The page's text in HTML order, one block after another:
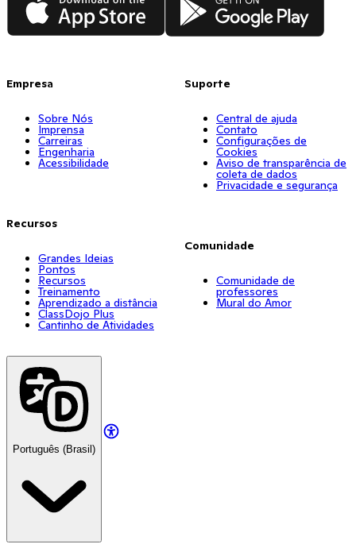
Empresa
Sobre Nós
Imprensa
Carreiras
Engenharia
Acessibilidade
Recursos
Grandes Ideias
Pontos
Recursos
Treinamento
Aprendizado a distância
ClassDojo Plus
Cantinho de Atividades
Suporte
Central de ajuda
Contato
Configurações de
Cookies
Aviso de transparência de
coleta de dados
Privacidade e segurança
Comunidade
Comunidade de
professores
Mural do Amor
Português (Brasil)